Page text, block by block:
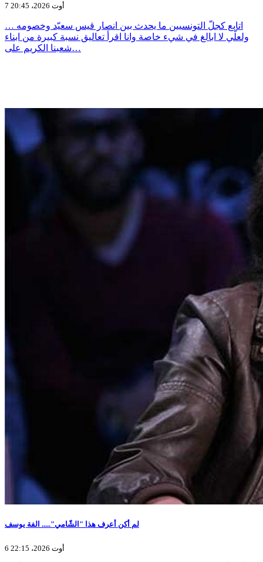
7 أوت 2026، 20:45
اتابع كجلّ التونسيين ما يحدث بين انصار قيس سعيّد وخصومه …
ولعلّي لا ابالغ في شيء خاصة وانا اقرأ تعاليق نسبة كبيرة من ابناء
شعبنا الكريم على…
لم أكن أعرف هذا "الشّامي"..... الفة يوسف
6 أوت 2026، 22:15